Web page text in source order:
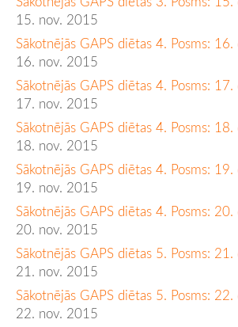
15. nov. 2015
Sākotnējās GAPS diētas 4. Posms: 16.
16. nov. 2015
Sākotnējās GAPS diētas 4. Posms: 17.
17. nov. 2015
Sākotnējās GAPS diētas 4. Posms: 18.
18. nov. 2015
Sākotnējās GAPS diētas 4. Posms: 19.
19. nov. 2015
Sākotnējās GAPS diētas 4. Posms: 20.
20. nov. 2015
Sākotnējās GAPS diētas 5. Posms: 21.
21. nov. 2015
Sākotnējās GAPS diētas 5. Posms: 22.
22. nov. 2015